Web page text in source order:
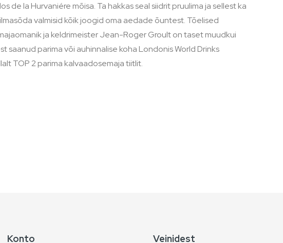
de la Hurvaniére mõisa. Ta hakkas seal siidrit pruulima ja sellest ka
valmisid kõik joogid oma aedade õuntest. Tõelised
ja keldrimeister Jean-Roger Groult on taset muudkui
saanud parima või auhinnalise koha Londonis World Drinks
TOP 2 parima kalvaadosemaja tiitlit.
Konto Veinidest